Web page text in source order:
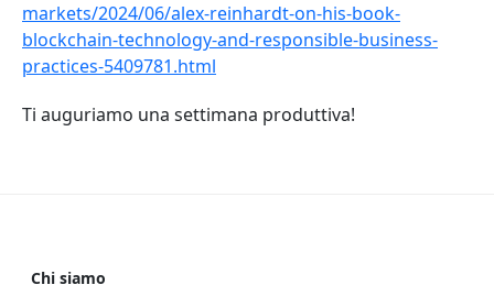
markets/2024/06/alex-reinhardt-on-his-book-
blockchain-technology-and-responsible-business-
practices-5409781.html
Ti auguriamo una settimana produttiva!
Chi siamo